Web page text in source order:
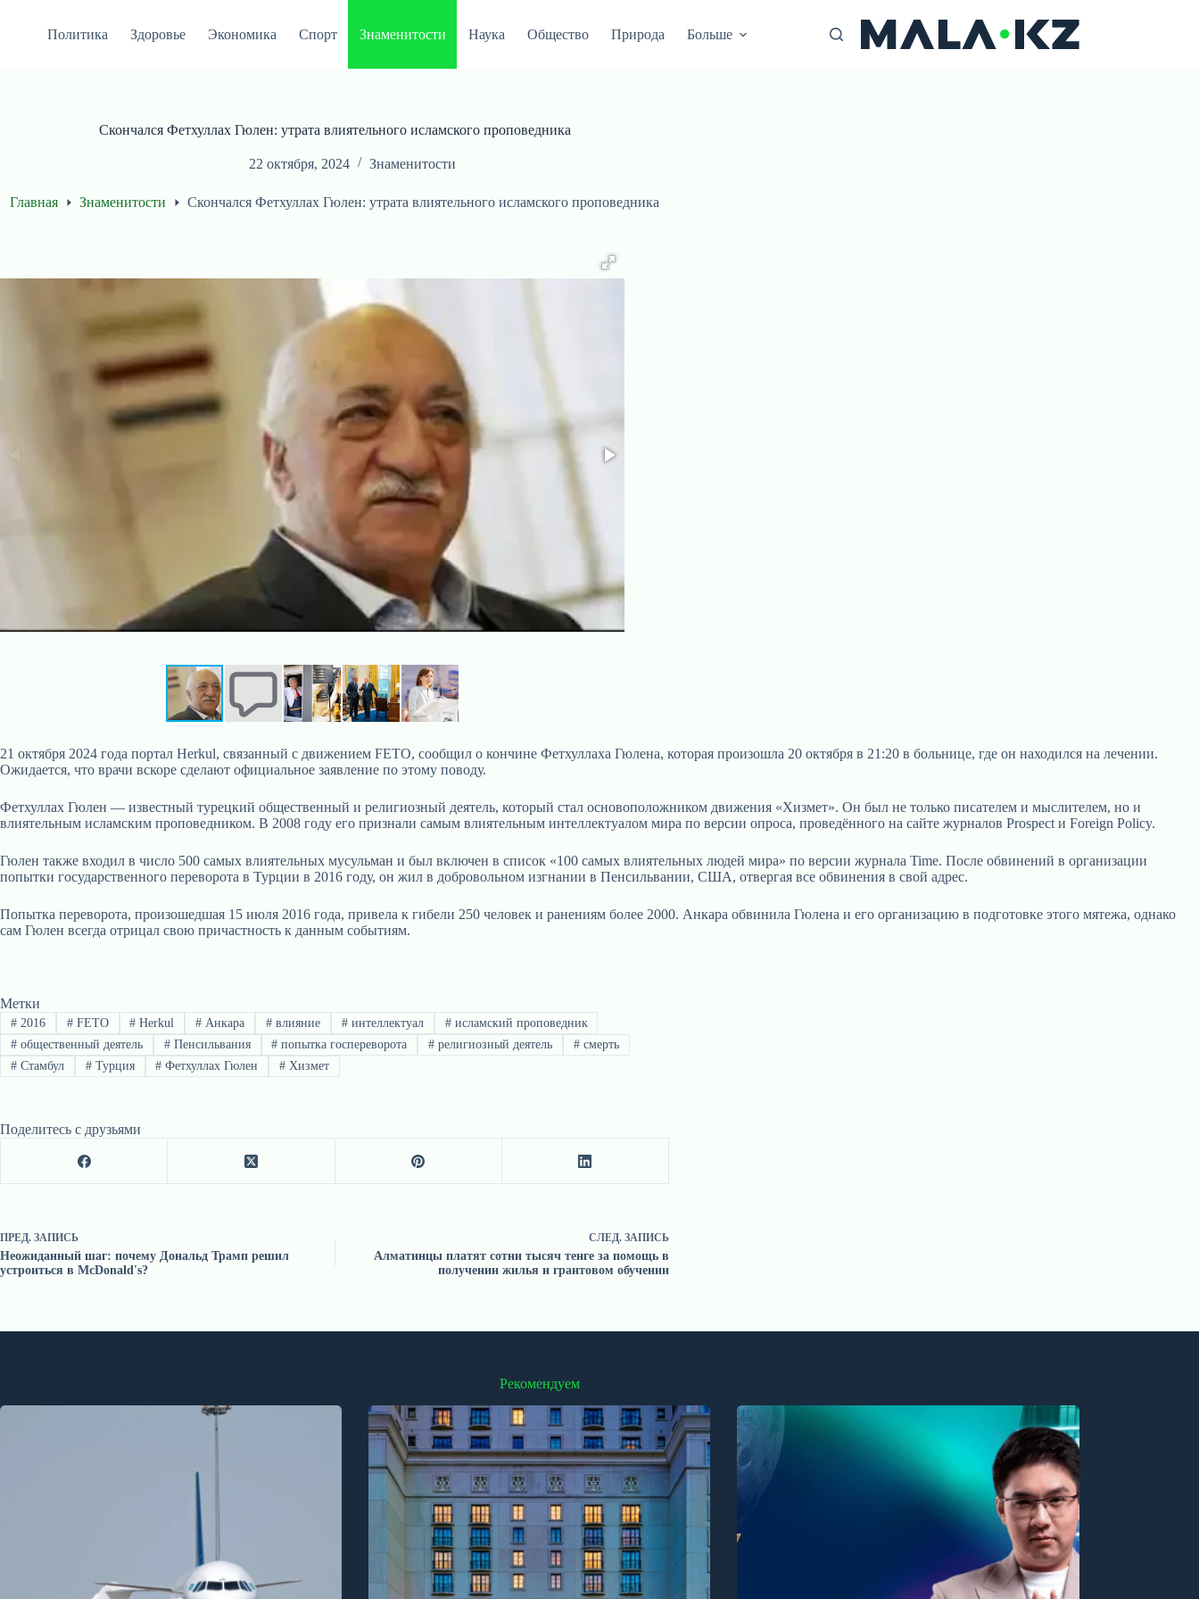
Политика Здоровье Экономика Спорт Знаменитости Наука Общество Природа Больше
Скончался Фетхуллах Гюлен: утрата влиятельного исламского проповедника
22 октября, 2024 Знаменитости
Главная Знаменитости Скончался Фетхуллах Гюлен: утрата влиятельного исламского проповедника
21 октября 2024 года портал Herkul, связанный с движением FETO, сообщил о кончине Фетхуллаха Гюлена, которая произошла 20 октября в 21:20 в больнице, где он находился на лечении.
Ожидается, что врачи вскоре сделают официальное заявление по этому поводу.
Фетхуллах Гюлен — известный турецкий общественный и религиозный деятель, который стал основоположником движения «Хизмет». Он был не только писателем и мыслителем, но и
влиятельным исламским проповедником. В 2008 году его признали самым влиятельным интеллектуалом мира по версии опроса, проведённого на сайте журналов Prospect и Foreign Policy.
Гюлен также входил в число 500 самых влиятельных мусульман и был включен в список «100 самых влиятельных людей мира» по версии журнала Time. После обвинений в организации
попытки государственного переворота в Турции в 2016 году, он жил в добровольном изгнании в Пенсильвании, США, отвергая все обвинения в свой адрес.
Попытка переворота, произошедшая 15 июля 2016 года, привела к гибели 250 человек и ранениям более 2000. Анкара обвинила Гюлена и его организацию в подготовке этого мятежа, однако
сам Гюлен всегда отрицал свою причастность к данным событиям.
Метки
#2016 #FETO # Herkul # Анкара # влияние #интеллектуал #исламский проповедник
#общественный деятель #Пенсильвания # попытка госпереворота # религиозный деятель # смерть
#Стамбул #Турция # Фетхуллах Гюлен # Хизмет
Поделитесь с друзьями
ПРЕД. ЗАПИСЬ
Неожиданный шаг: почему Дональд Трамп решил
устроиться в McDonald's?
СЛЕД. ЗАПИСЬ
Алматинцы платят сотни тысяч тенге за помощь в
получении жилья и грантовом обучении
Рекомендуем